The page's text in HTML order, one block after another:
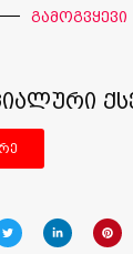
გამოგვყევი